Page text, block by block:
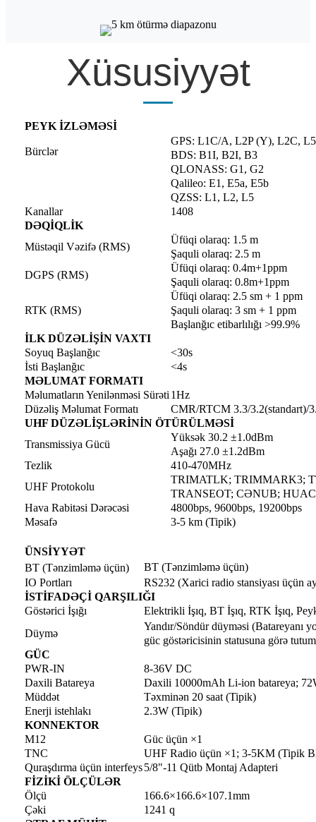
Xüsusiyyət
PEYK İZLƏMƏSİ
Bürclər
GPS: L1C/A, L2P (Y), L2C, L5
BDS: B1I, B2I, B3
QLONASS: G1, G2
Qalileo: E1, E5a, E5b
QZSS: L1, L2, L5
Kanallar
1408
DƏQİQLİK
Müstəqil Vəzifə (RMS)
Üfüqi olaraq: 1.5 m
Şaquli olaraq: 2.5 m
DGPS (RMS)
Üfüqi olaraq: 0.4m+1ppm
Şaquli olaraq: 0.8m+1ppm
RTK (RMS)
Üfüqi olaraq: 2.5 sm + 1 ppm
Şaquli olaraq: 3 sm + 1 ppm
Başlanğıc etibarlılığı >99.9%
İLK DÜZƏLİŞİN VAXTI
Soyuq Başlanğıc
<30s
İsti Başlanğıc
<4s
MƏLUMAT FORMATI
Məlumatların Yenilənməsi Sürəti 1Hz
Düzəliş Məlumat Formatı
CMR/RTCM 3.3/3.2(standart)/
UHF DÜZƏLİŞLƏRİNİN ÖTÜRÜLMƏSİ
Transmissiya Gücü
Yüksək 30.2 ±1.0dBm
Aşağı 27.0 ±1.2dBm
Tezlik
410-470MHz
UHF Protokolu
TRIMATLK; TRIMMARK3;
TRANSEOT; CƏNUB;
Hava Rabitəsi Dərəcəsi
4800bps, 9600bps, 19200bps
Məsafə
3-5 km (Tipik)
ÜNSİYYƏT
BT (Tənzimləmə üçün)
BT (Tənzimləmə üçün)
IO Portları
RS232 (Xarici radio stansiyası üçün
İSTİFADƏÇİ QARŞILIĞI
Göstərici İşığı
Elektrikli İşıq, BT İşıq, RTK İşıq,
Düymə
Yandır/Söndür düyməsi (Batareyanı
güc göstəricisinin statusuna görə
GÜC
PWR-IN
8-36V DC
Daxili Batareya
Daxili 10000mAh Li-ion batareya;
Müddət
Təxminən 20 saat (Tipik)
Enerji istehlakı
2.3W (Tipik)
KONNEKTOR
M12
Güc üçün ×1
TNC
UHF Radio üçün ×1; 3-5KM (Tipik
Quraşdırma üçün interfeys5/8"-11 Qütb Montaj Adapteri
FİZİKİ ÖLÇÜLƏR
Ölçü
166.6×166.6×107.1mm
Çəki
1241 q